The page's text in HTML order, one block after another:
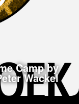
Camp by
Wackel